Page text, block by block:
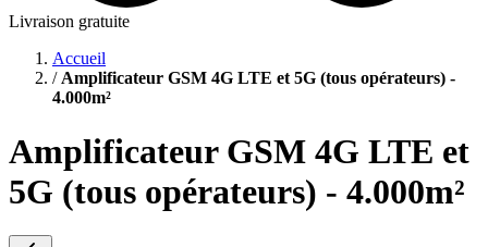
Livraison gratuite
Accueil
/ Amplificateur GSM 4G LTE et 5G (tous opérateurs) -
4.000m²
Amplificateur GSM 4G LTE et
5G (tous opérateurs) - 4.000m²